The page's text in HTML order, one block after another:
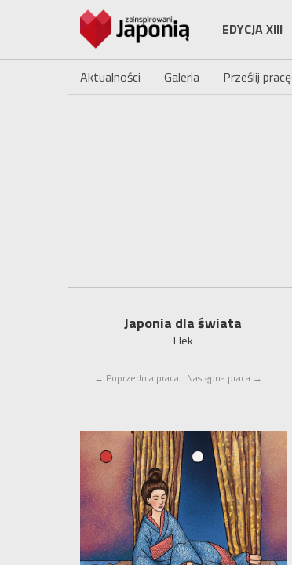
EDYCJA XIII
Aktualności Galeria Prześlij pracę
Japonia dla świata
Elek
← Poprzednia praca Następna praca →